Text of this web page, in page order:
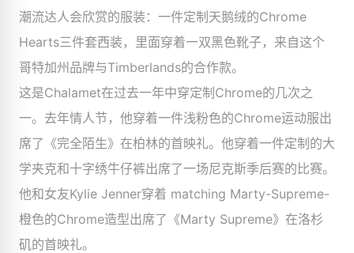
潮流达人会欣赏的服装：一件定制天鹅绒的Chrome
Hearts三件套西装，里面穿着一双黑色靴子，来自这个
哥特加州品牌与Timberlands的合作款。
这是Chalamet在过去一年中穿定制Chrome的几次之
一。去年情人节，他穿着一件浅粉色的Chrome运动服出
席了《完全陌生》在柏林的首映礼。他穿着一件定制的大
学夹克和十字绣牛仔裤出席了一场尼克斯季后赛的比赛。
他和女友Kylie Jenner穿着 matching Marty-Supreme-
橙色的Chrome造型出席了《Marty Supreme》在洛杉
矶的首映礼。